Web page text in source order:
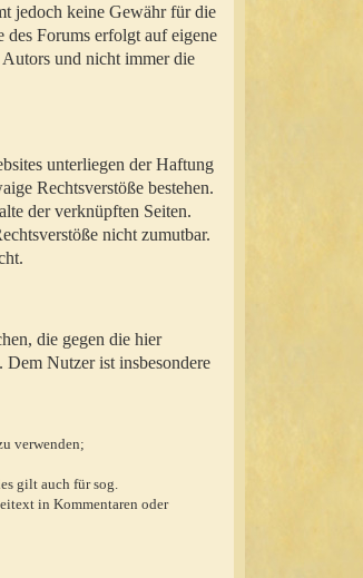
jedoch keine Gewähr für die
Forums erfolgt auf eigene
und nicht immer die
unterliegen der Haftung
Rechtsverstöße bestehen.
der verknüpften Seiten.
nicht zumutbar.
die gegen die hier
Dem Nutzer ist insbesondere
verwenden;
gilt auch für sog.
in Kommentaren oder